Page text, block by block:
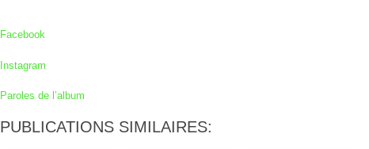
Facebook
Instagram
Paroles de l’album
PUBLICATIONS SIMILAIRES: